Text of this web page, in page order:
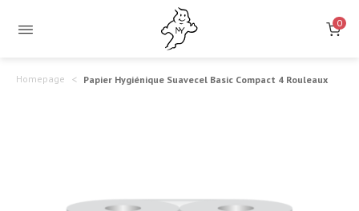
0
Homepage Papier Hygiénique Suavecel Basic Compact 4 Rouleaux
Papier
Hygiénique
Suavecel
Douceur
et
Confort